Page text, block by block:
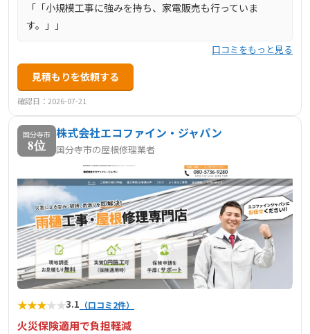
「「小規模工事に強みを持ち、家電販売も行っていま
す。」」
口コミをもっと見る
見積もりを依頼する
確認日：2026-07-21
国分寺市
8位
株式会社エコファイン・ジャパン
国分寺市の屋根修理業者
★★★★★3.1 （口コミ2件）
火災保険適用で負担軽減